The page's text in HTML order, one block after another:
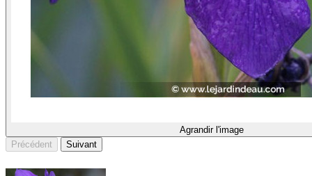
Agrandir l'image
Précédent
Suivant